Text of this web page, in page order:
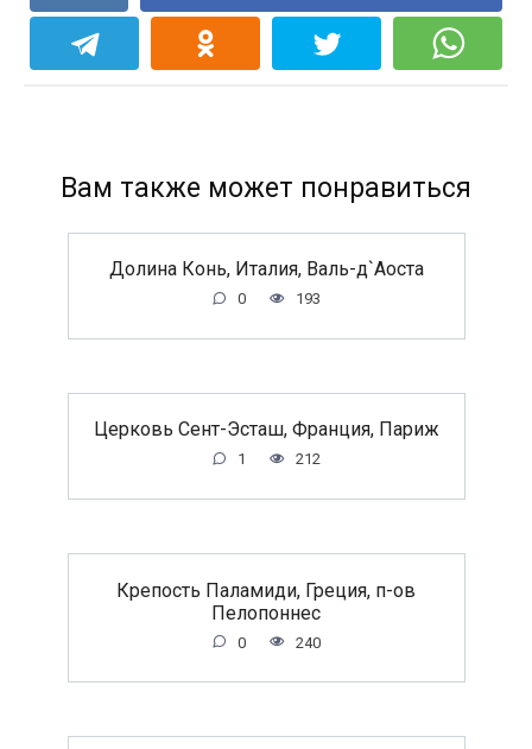
Вам также может понравиться
Долина Конь, Италия, Валь-д`Аоста
0 193
Церковь Сент-Эсташ, Франция, Париж
1 212
Крепость Паламиди, Греция, п-ов
Пелопоннес
0 240